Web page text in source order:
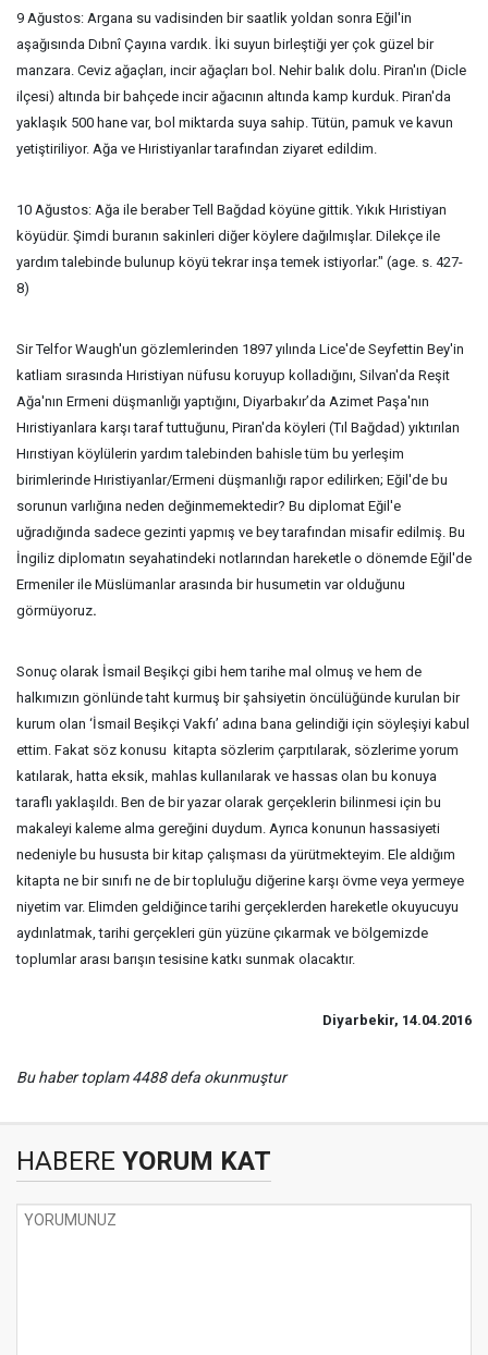
9 Ağustos: Argana su vadisinden bir saatlik yoldan sonra Eğil'in
aşağısında Dıbnî Çayına vardık. İki suyun birleştiği yer çok güzel bir
manzara. Ceviz ağaçları, incir ağaçları bol. Nehir balık dolu. Piran'ın (Dicle
ilçesi) altında bir bahçede incir ağacının altında kamp kurduk. Piran'da
yaklaşık 500 hane var, bol miktarda suya sahip. Tütün, pamuk ve kavun
yetiştiriliyor. Ağa ve Hıristiyanlar tarafından ziyaret edildim.
10 Ağustos: Ağa ile beraber Tell Bağdad köyüne gittik. Yıkık Hıristiyan
köyüdür. Şimdi buranın sakinleri diğer köylere dağılmışlar. Dilekçe ile
yardım talebinde bulunup köyü tekrar inşa temek istiyorlar." (age. s. 427-
8)
Sir Telfor Waugh'un gözlemlerinden 1897 yılında Lice'de Seyfettin Bey'in
katliam sırasında Hıristiyan nüfusu koruyup kolladığını, Silvan'da Reşit
Ağa'nın Ermeni düşmanlığı yaptığını, Diyarbakır’da Azimet Paşa'nın
Hıristiyanlara karşı taraf tuttuğunu, Piran'da köyleri (Tıl Bağdad) yıktırılan
Hırıstiyan köylülerin yardım talebinden bahisle tüm bu yerleşim
birimlerinde Hıristiyanlar/Ermeni düşmanlığı rapor edilirken; Eğil'de bu
sorunun varlığına neden değinmemektedir? Bu diplomat Eğil'e
uğradığında sadece gezinti yapmış ve bey tarafından misafir edilmiş. Bu
İngiliz diplomatın seyahatindeki notlarından hareketle o dönemde Eğil'de
Ermeniler ile Müslümanlar arasında bir husumetin var olduğunu
görmüyoruz.
Sonuç olarak İsmail Beşikçi gibi hem tarihe mal olmuş ve hem de
halkımızın gönlünde taht kurmuş bir şahsiyetin öncülüğünde kurulan bir
kurum olan ‘İsmail Beşikçi Vakfı’ adına bana gelindiği için söyleşiyi kabul
ettim. Fakat söz konusu kitapta sözlerim çarpıtılarak, sözlerime yorum
katılarak, hatta eksik, mahlas kullanılarak ve hassas olan bu konuya
taraflı yaklaşıldı. Ben de bir yazar olarak gerçeklerin bilinmesi için bu
makaleyi kaleme alma gereğini duydum. Ayrıca konunun hassasiyeti
nedeniyle bu hususta bir kitap çalışması da yürütmekteyim. Ele aldığım
kitapta ne bir sınıfı ne de bir topluluğu diğerine karşı övme veya yermeye
niyetim var. Elimden geldiğince tarihi gerçeklerden hareketle okuyucuyu
aydınlatmak, tarihi gerçekleri gün yüzüne çıkarmak ve bölgemizde
toplumlar arası barışın tesisine katkı sunmak olacaktır.
Diyarbekir, 14.04.2016
Bu haber toplam 4488 defa okunmuştur
HABERE YORUM KAT